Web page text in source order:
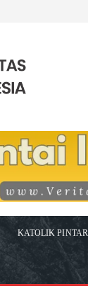
KATOLIK PINTAR